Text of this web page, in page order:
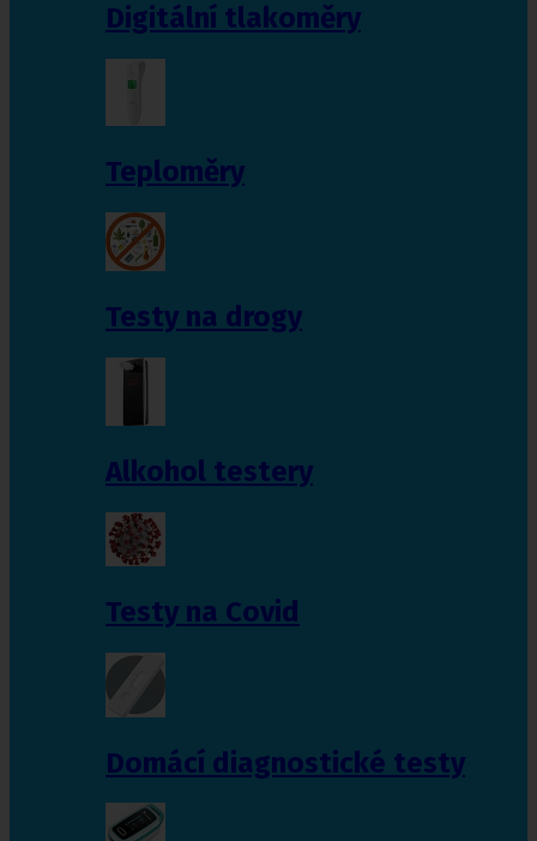
Digitální tlakoměry
Teploměry
Testy na drogy
Alkohol testery
Testy na Covid
Domácí diagnostické testy